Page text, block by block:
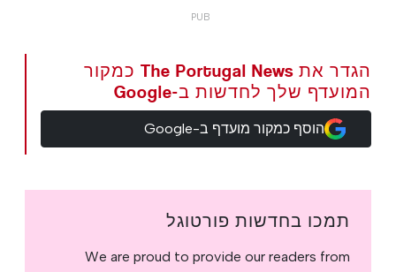
הגדר את The Portugal News כמקור
המועדף שלך לחדשות ב-Google
הוסף כמקור מועדף ב-Google
תמכו בחדשות פורטוגל
We are proud to provide our readers from